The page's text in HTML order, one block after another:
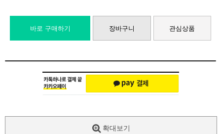
바로 구매하기 장바구니 관심상품
확대보기